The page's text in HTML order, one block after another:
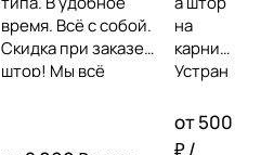
время. Всё с собой.
Скидка при заказе
штор! Мы всё
штор
на
карниз
Устран
складо
к прямо
от 500
₽ /